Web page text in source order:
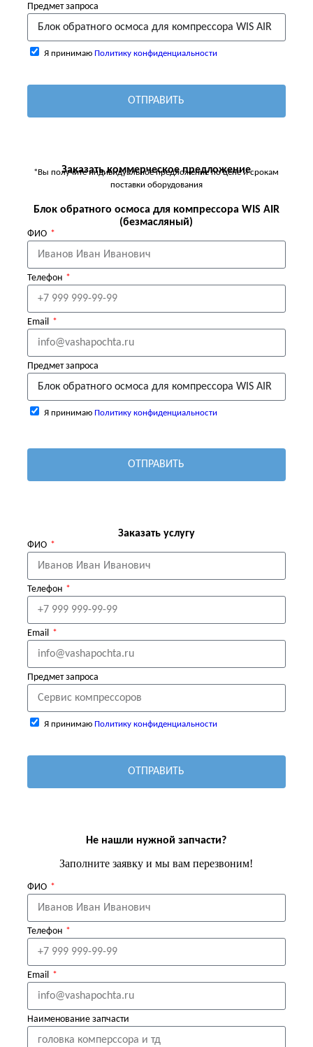
Предмет запроса
Я принимаю Политику конфиденциальности
ОТПРАВИТЬ
Заказать коммерческое предложение
*Вы получите индивидуальное предложение по цене и срокам
поставки оборудования
Блок обратного осмоса для компрессора WIS AIR
(безмасляный)
ФИО
Телефон
Email
Предмет запроса
Я принимаю Политику конфиденциальности
ОТПРАВИТЬ
Заказать услугу
ФИО
Телефон
Email
Предмет запроса
Я принимаю Политику конфиденциальности
ОТПРАВИТЬ
Не нашли нужной запчасти?
Заполните заявку и мы вам перезвоним!
ФИО
Телефон
Email
Наименование запчасти